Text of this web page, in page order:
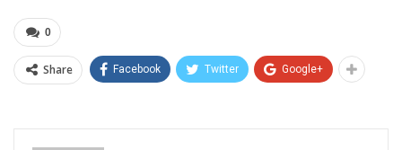
0
Share Facebook Twitter Google+